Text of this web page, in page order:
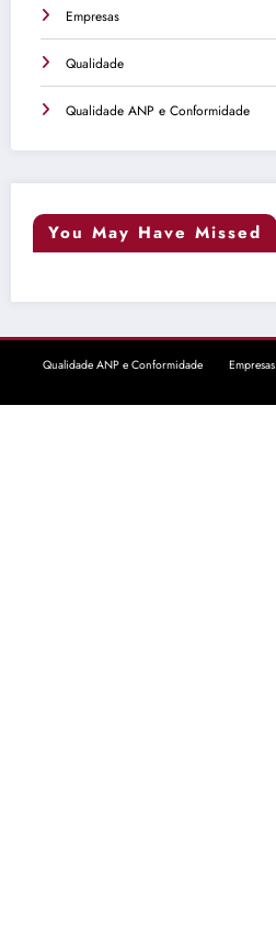
Empresas
Qualidade
Qualidade ANP e Conformidade
You May Have Missed
Qualidade ANP e Conformidade Empresas